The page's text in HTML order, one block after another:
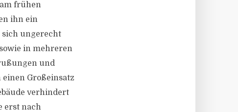
frühen
ihn ein
sich ungerecht
in mehreren
und
Großeinsatz
verhindert
erst nach